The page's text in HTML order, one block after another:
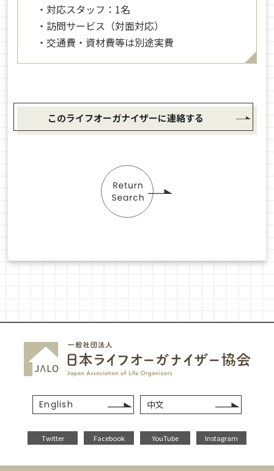
・対応スタッフ：1名
・訪問サービス（対面対応）
・交通費・資材費等は別途実費
このライフオーガナイザーに連絡する
English 中文
Twitter Facebook YouTube Instagram